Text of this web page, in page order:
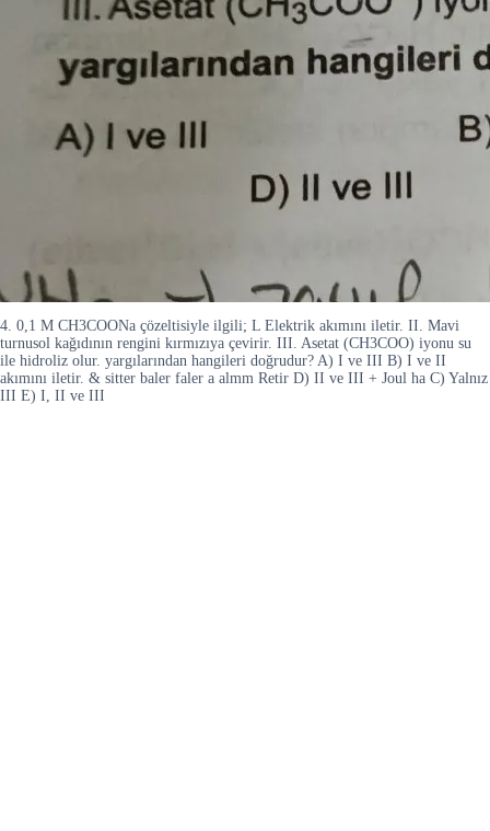
4. 0,1 M CH3COONa çözeltisiyle ilgili; L Elektrik akımını iletir. II. Mavi
turnusol kağıdının rengini kırmızıya çevirir. III. Asetat (CH3COO) iyonu su
ile hidroliz olur. yargılarından hangileri doğrudur? A) I ve III B) I ve II
akımını iletir. & sitter baler faler a almm Retir D) II ve III + Joul ha C) Yalnız
III E) I, II ve III